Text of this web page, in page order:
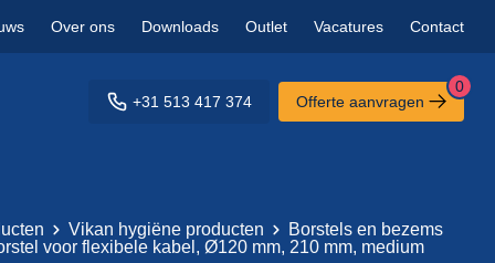
Over ons Downloads Outlet Vacatures Contact
+31 513 417 374 Offerte aanvragen
0
Vikan hygiëne producten
Borstels en bezems
voor flexibele kabel, Ø120 mm, 210 mm, medium